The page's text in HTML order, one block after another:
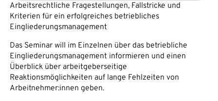
Arbeitsrechtliche Fragestellungen, Fallstricke und
Kriterien für ein erfolgreiches betriebliches
Eingliederungsmanagement
Das Seminar will im Einzelnen über das betriebliche
Eingliederungsmanagement informieren und einen
Überblick über arbeitgeberseitige
Reaktionsmöglichkeiten auf lange Fehlzeiten von
Arbeitnehmer:innen geben.